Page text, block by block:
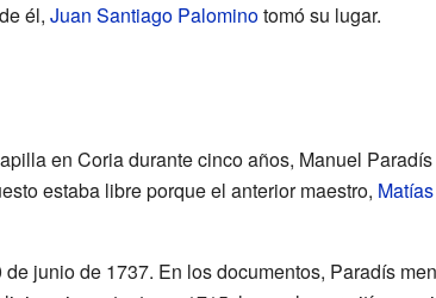
de él, Juan Santiago Palominotomó su lugar.
en Coria durante cinco años, Manuel
estaba libre porque el anterior maestro,
junio de 1737. En los documentos, Paradís